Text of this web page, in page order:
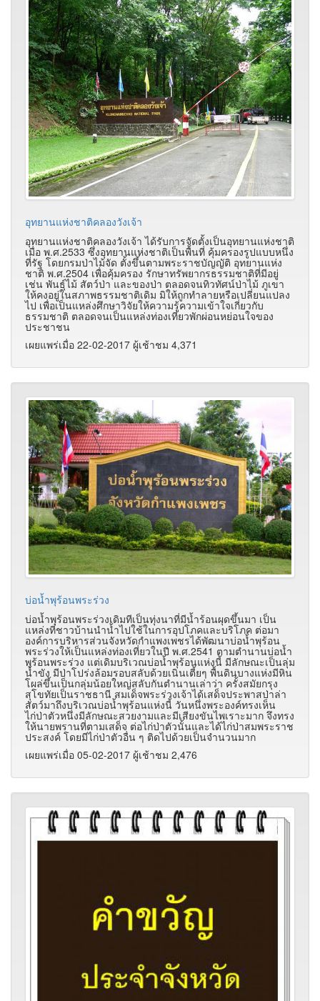
อุทยานแห่งชาติคลองวังเจ้า
อุทยานแห่งชาติคลองวังเจ้า ได้รับการจัดตั้งเป็นอุทยานแห่งชาติ
เมื่อ พ.ศ.2533 ซึ่งอุทยานแห่งชาติเป็นพื้นที่ คุ้มครองรูปแบบหนึ่ง
ที่รัฐ โดยกรมป่าไม้จัด ตั้งขึ้นตามพระราชบัญญัติ อุทยานแห่ง
ชาติ พ.ศ.2504 เพื่อคุ้มครอง รักษาทรัพยากรธรรมชาติที่มีอยู่
เช่น พันธุ์ไม้ สัตว์ป่า และของป่า ตลอดจนทิวทัศน์ป่าไม้ ภูเขา
ให้คงอยู่ในสภาพธรรมชาติเดิม มิให้ถูกทำลายหรือเปลี่ยนแปลง
ไป เพื่อเป็นแหล่งศึกษาวิจัยให้ความรู้ความเข้าใจเกี่ยวกับ
ธรรมชาติ ตลอดจนเป็นแหล่งท่องเที่ยวพักผ่อนหย่อนใจของ
ประชาชน
เผยแพร่เมื่อ 22-02-2017 ผู้เช้าชม 4,371
บ่อน้ำพุร้อนพระร่วง
บ่อน้ำพุร้อนพระร่วงเดิมทีเป็นทุ่งนาที่มีน้ำร้อนผุดขึ้นมา เป็น
แหล่งที่ชาวบ้านนำน้ำไปใช้ในการอุปโภคและบริโภค ต่อมา
องค์การบริหารส่วนจังหวัดกำแพงเพชรได้พัฒนาบ่อน้ำพุร้อน
พระร่วงให้เป็นแหล่งท่องเที่ยวในปี พ.ศ.2541 ตามตำนานบ่อน้ำ
พุร้อนพระร่วง แต่เดิมบริเวณบ่อน้ำพุร้อนแห่งนี้ มีลักษณะเป็นลุ่ม
น้ำขัง มีป่าโปร่งล้อมรอบสลับด้วยเนินเตี้ยๆ พื้นดินบางแห่งมีหิน
โผล่ขึ้นเป็นกลุ่มน้อยใหญ่สลับกันตำนานเล่าว่า ครั้งสมัยกรุง
สุโขทัยเป็นราชธานี สมเด็จพระร่วงเจ้าได้เสด็จประพาสป่าล่า
สัตว์มาถึงบริเวณบ่อน้ำพุร้อนแห่งนี้ วันหนึ่งพระองค์ทรงเห็น
ไก่ป่าตัวหนึ่งมีลักษณะสวยงามและมีเสียงขันไพเราะมาก จึงทรง
ให้นายพรานที่ตามเสด็จ ต่อไก่ป่าตัวนั้นและได้ไก่ป่าสมพระราช
ประสงค์ โดยมีไก่ป่าตัวอื่น ๆ ติดไปด้วยเป็นจำนวนมาก
เผยแพร่เมื่อ 05-02-2017 ผู้เช้าชม 2,476